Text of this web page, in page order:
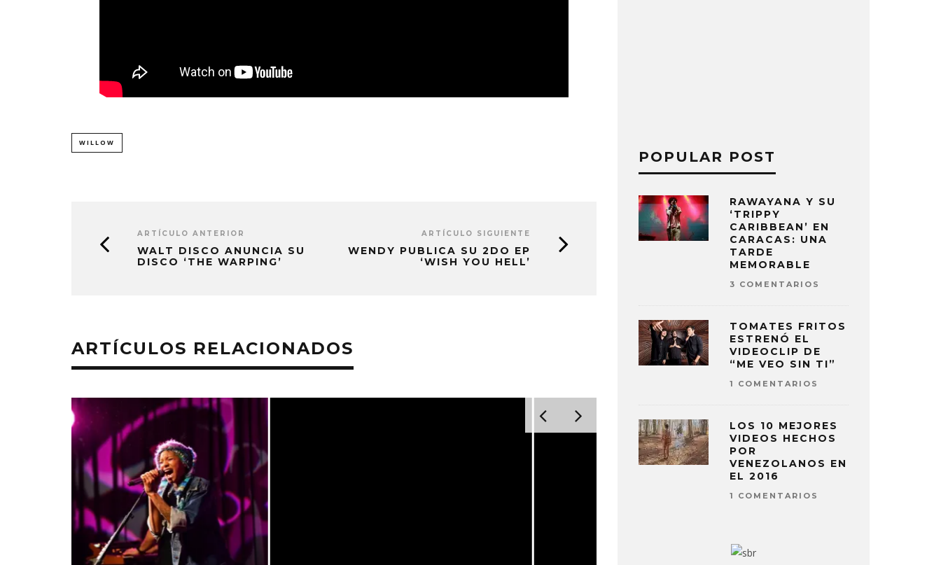
WILLOW
ARTÍCULO ANTERIOR
WALT DISCO ANUNCIA SU
DISCO ‘THE WARPING’
ARTÍCULO SIGUIENTE
WENDY PUBLICA SU 2DO EP
‘WISH YOU HELL’
ARTÍCULOS RELACIONADOS
POPULAR POST
RAWAYANA Y SU
‘TRIPPY
CARIBBEAN’ EN
CARACAS: UNA
TARDE
MEMORABLE
3 COMENTARIOS
TOMATES FRITOS
ESTRENÓ EL
VIDEOCLIP DE
“ME VEO SIN TI”
1 COMENTARIOS
LOS 10 MEJORES
VIDEOS HECHOS
POR
VENEZOLANOS EN
EL 2016
1 COMENTARIOS